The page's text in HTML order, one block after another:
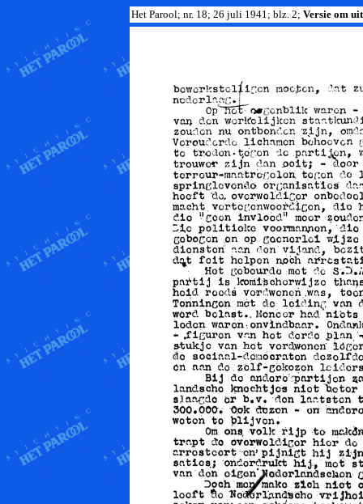
Het Parool; nr. 18; 26 juli 1941; blz. 2; Versie om